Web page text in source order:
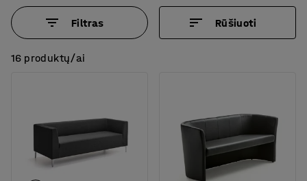
Filtras Rūšiuoti
16 produktų/ai